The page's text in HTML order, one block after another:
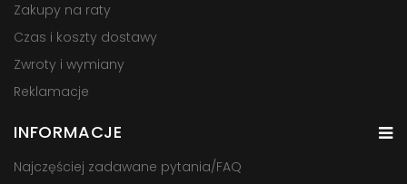
Zakupy na raty
Czas i koszty dostawy
Zwroty i wymiany
Reklamacje
INFORMACJE
Najczęściej zadawane pytania/FAQ